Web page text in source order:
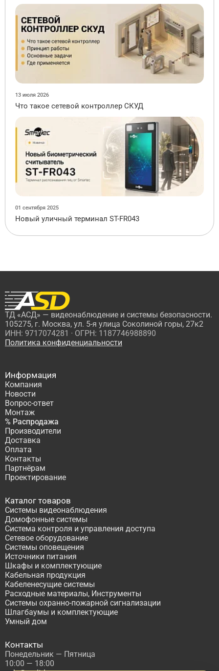
13 июля 2026
Что такое сетевой контроллер СКУД
01 сентября 2025
Новый уличный терминал ST-FR043
ТД «АСД» — видеонаблюдение и системы безопасности.
105275, г. Москва, ул. 5-я улица Соколиной горы, 27к2
ИНН: 9717074281 · ОГРН: 1187746988890
Политика конфиденциальности
Информация
Компания
Новости
Вопрос-ответ
Монтаж
% Распродажа
Производители
Доставка
Оплата
Контакты
Партнёрам
Проектирование
Каталог товаров
Системы видеонаблюдения
Домофонные системы
Система контроля и управления доступа
Сетевое оборудование
Системы оповещения
Источники питания
Шкафы и комплектующие
Кабельная продукция
Кабеленесущие системы
Расходные материалы, Инструменты
Системы охранно-пожарной сигнализации
Шлагбаумы и комплектующие
Умный дом
Контакты
Понедельник — Пятница
10:00 — 18:00